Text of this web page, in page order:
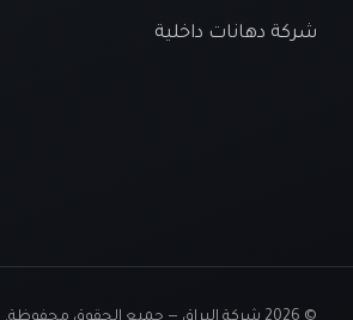
شركة دهانات داخلية